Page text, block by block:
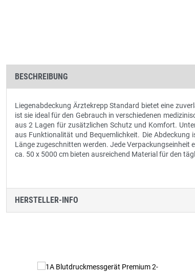
BESCHREIBUNG
Liegenabdeckung Ärztekrepp Standard bietet eine
ist sie ideal für den Gebrauch in verschiedenen
aus 2 Lagen für zusätzlichen Schutz und Komfort.
aus Funktionalität und Bequemlichkeit. Die
Länge zugeschnitten werden. Jede Verpackungseinheit
ca. 50 x 5000 cm bieten ausreichend Material für den
HERSTELLER-INFO